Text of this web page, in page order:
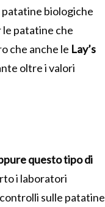
patatine biologiche
patatine che
che anche le Lay’s
oltre i valori
questo tipo di
i laboratori
sulle patatine